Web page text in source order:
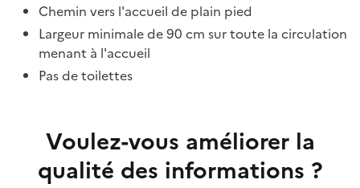
Chemin vers l'accueil de plain pied
Largeur minimale de 90 cm sur toute la circulation
menant à l'accueil
Pas de toilettes
Voulez-vous améliorer la
qualité des informations ?